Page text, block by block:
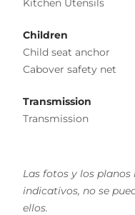
Kitchen Utensils
Children
Child seat anchor
Cabover safety net
Transmission
Transmission
Las fotos y los
indicativos, no se
ellos.